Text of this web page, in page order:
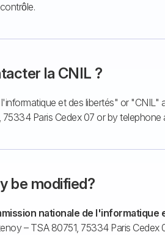
la CNIL ?
et des libertés" or "CNIL"
Paris Cedex 07 or by telephone
be modified?
nationale de l'informatique
– TSA 80751, 75334 Paris Cedex